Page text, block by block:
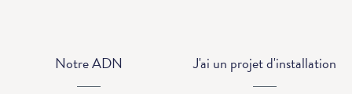
Notre ADN J'ai un projet d'installation